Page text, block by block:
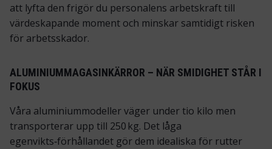
att lyfta den frigör du personalens arbetskraft till
värdeskapande moment och minskar samtidigt risken
för arbetsskador.
ALUMINIUM­MAGASINKÄRROR – NÄR SMIDIGHET STÅR I
FOKUS
Våra aluminiummodeller väger under tio kilo men
transporterar upp till 250 kg. Det låga
egenvikts‑förhållandet gör dem idealiska för rutter